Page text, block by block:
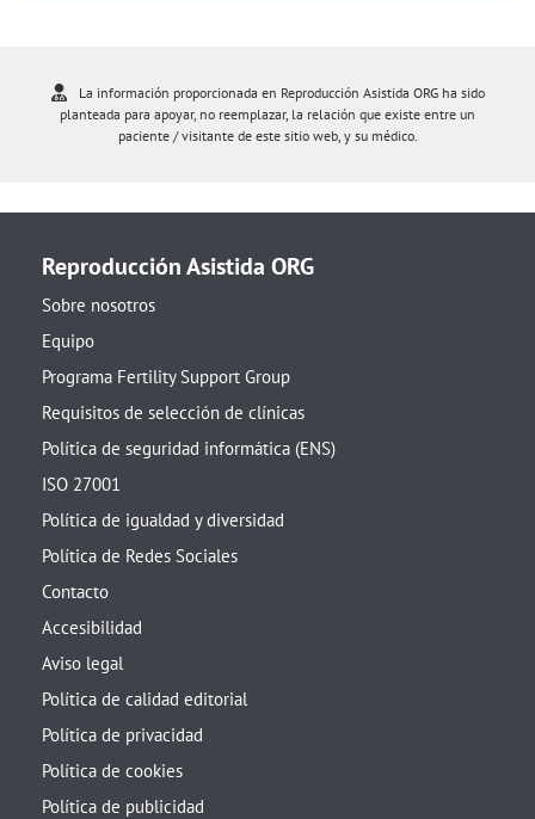
La información proporcionada en Reproducción Asistida ORG ha sido
planteada para apoyar, no reemplazar, la relación que existe entre un
paciente / visitante de este sitio web, y su médico.
Reproducción Asistida ORG
Sobre nosotros
Equipo
Programa Fertility Support Group
Requisitos de selección de clínicas
Política de seguridad informática (ENS)
ISO 27001
Política de igualdad y diversidad
Política de Redes Sociales
Contacto
Accesibilidad
Aviso legal
Política de calidad editorial
Política de privacidad
Política de cookies
Política de publicidad